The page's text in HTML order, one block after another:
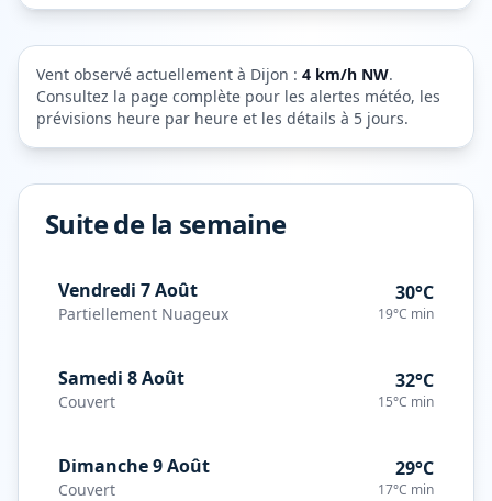
Vent observé actuellement à Dijon : 4 km/h NW.
Consultez la page complète pour les alertes météo, les
prévisions heure par heure et les détails à 5 jours.
Suite de la semaine
Vendredi 7 Août
Partiellement Nuageux
30°C
19°C min
Samedi 8 Août
Couvert
32°C
15°C min
Dimanche 9 Août
Couvert
29°C
17°C min